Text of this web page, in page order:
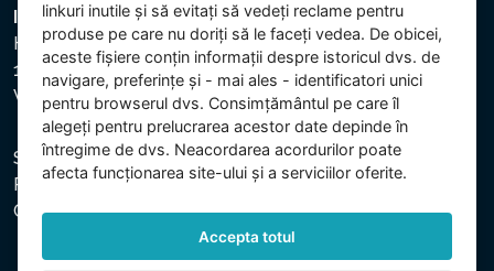
Intex Trading, s.r.o.
Hradecká 2526/3
130 00 Praha 3
Vinohrady - Česká republika
Societatea este înregistrată la Tribunalul Municipal din
Praga, secția C, dosar 74759. CUI: 26150808, CIF:
CZ26150808.
linkuri inutile și să evitați să vedeți reclame pentru
produse pe care nu doriți să le faceți vedea. De obicei,
aceste fișiere conțin informații despre istoricul dvs. de
navigare, preferințe și - mai ales - identificatori unici
pentru browserul dvs. Consimțământul pe care îl
alegeți pentru prelucrarea acestor date depinde în
întregime de dvs. Neacordarea acordurilor poate
afecta funcționarea site-ului și a serviciilor oferite.
Accepta totul